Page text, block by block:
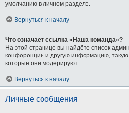
умолчанию в личном разделе.
Вернуться к началу
Что означает ссылка «Наша команда»?
На этой странице вы найдёте список
конференции и другую информацию, такую
которые они модерируют.
Вернуться к началу
Личные сообщения